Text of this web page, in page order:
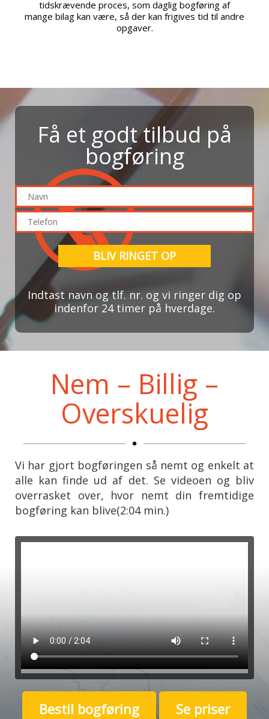
tidskrævende proces, som daglig bogføring af
mange bilag kan være, så der kan frigives tid til andre
opgaver.
Få et godt tilbud på
bogføring
Indtast navn og tlf. nr. og vi ringer dig op
indenfor 24 timer på hverdage.
Nem – Billig –
Overskuelig
Vi har gjort bogføringen så nemt og enkelt at
alle kan finde ud af det. Se videoen og bliv
overrasket over, hvor nemt din fremtidige
bogføring kan blive(2:04 min.)
Bestil bogføring Se priser